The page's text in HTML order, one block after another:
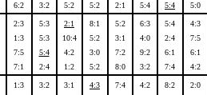
6:2
3:2
5:2
5:2
2:1
5:4
5:4
5:0
2:3
1:3
7:5
7:1
5:3
5:3
5:4
2:4
2:1
10:4
4:2
1:2
8:1
5:2
3:0
5:2
5:2
3:1
7:2
8:0
6:3
4:0
9:2
3:2
5:4
2:4
6:1
7:4
4:3
7:5
6:1
4:2
1:3
3:2
3:1
4:3
7:4
4:2
8:2
2:0